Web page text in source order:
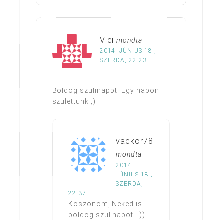
Vici mondta
2014. JÚNIUS 18.,
SZERDA, 22:23
Boldog szulinapot! Egy napon
szulettunk ;)
vackor78
mondta
2014.
JÚNIUS 18.,
SZERDA,
22:37
Köszönöm, Neked is
boldog szülinapot! :))